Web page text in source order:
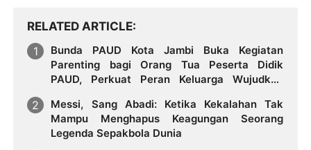
RELATED ARTICLE
Bunda PAUD Kota Jambi Buka Kegiatan
Parenting bagi Orang Tua Peserta Didik
PAUD, Perkuat Peran Keluarga Wujudkan
Messi, Sang Abadi: Ketika Kekalahan Tak
Mampu Menghapus Keagungan Seorang
Legenda Sepakbola Dunia